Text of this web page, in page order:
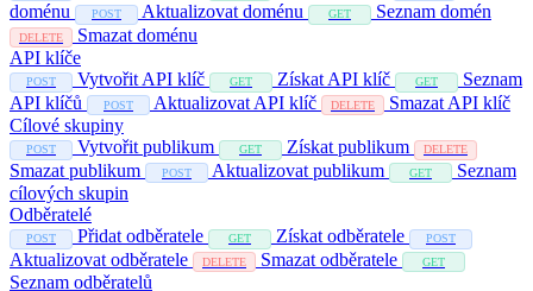
doménu
POST Aktualizovat doménu GET Seznam domén
DELETE
Smazat doménu
API klíče
POST Vytvořit API klíč GET Získat API klíč GET
Seznam
API klíčů
POST Aktualizovat API klíč DELETE
Smazat API klíč
Cílové skupiny
POST Vytvořit publikum GET Získat publikum DELETE
Smazat publikum POST Aktualizovat publikum GET
Seznam
cílových skupin
Odběratelé
POST Přidat odběratele GET Získat odběratele POST
Aktualizovat odběratele DELETE Smazat odběratele GET
Seznam odběratelů